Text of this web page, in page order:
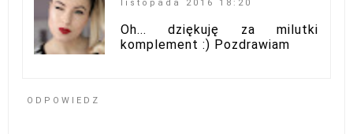
listopada 2016 18:20
Oh... dziękuję za milutki
komplement :) Pozdrawiam
ODPOWIEDZ